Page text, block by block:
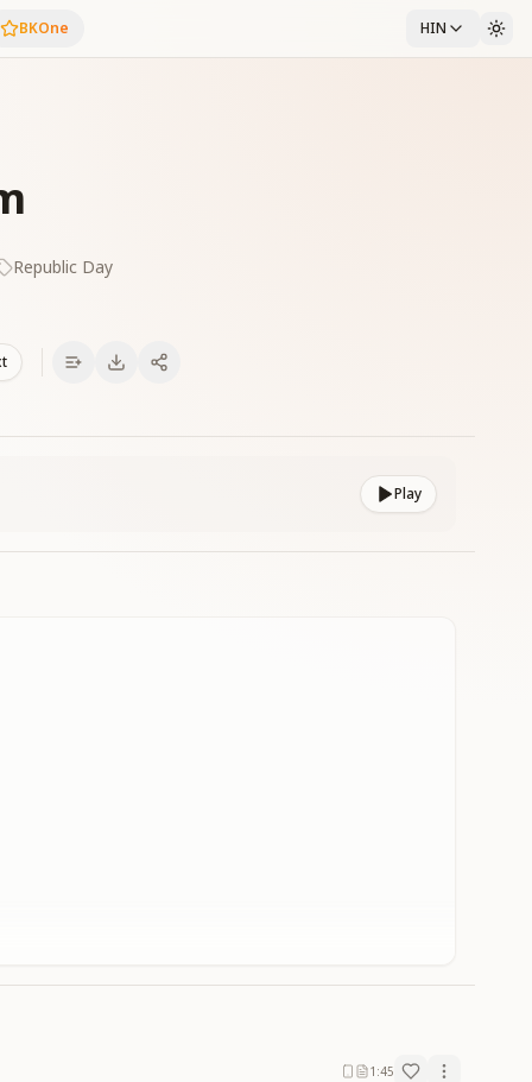
BKOne HIN
Republic Day
Play
1:45